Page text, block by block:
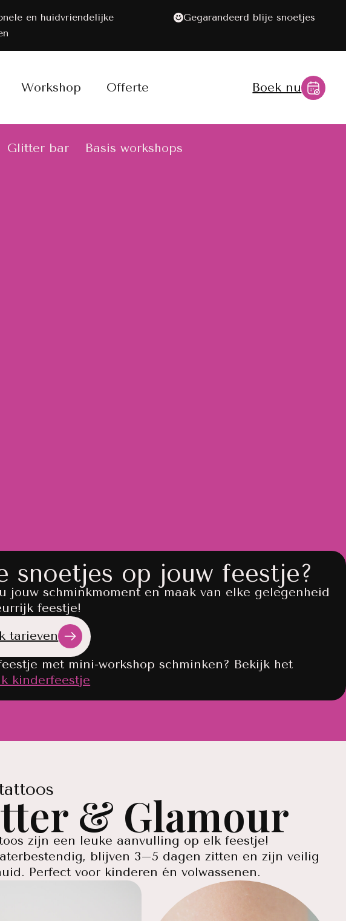
en huidvriendelijke
Gegarandeerd blije snoetjes
Workshop Offerte Boek nu
Glitter bar Basis workshops
snoetjes op jouw feestje?
jouw schminkmoment en maak van elke gelegenheid
feestje!
tarieven
met mini-workshop schminken? Bekijk het
kinderfeestje
& Glamour
zijn een leuke aanvulling op elk feestje!
blijven 3–5 dagen zitten en zijn veilig
Perfect voor kinderen én volwassenen.